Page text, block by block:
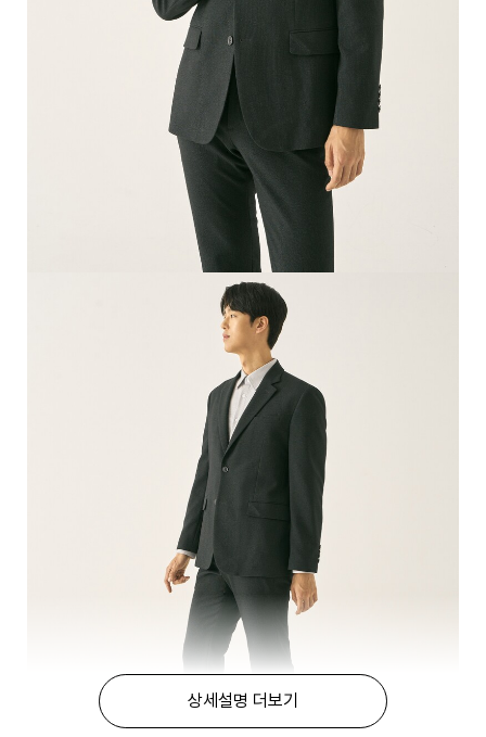
상세설명 더보기